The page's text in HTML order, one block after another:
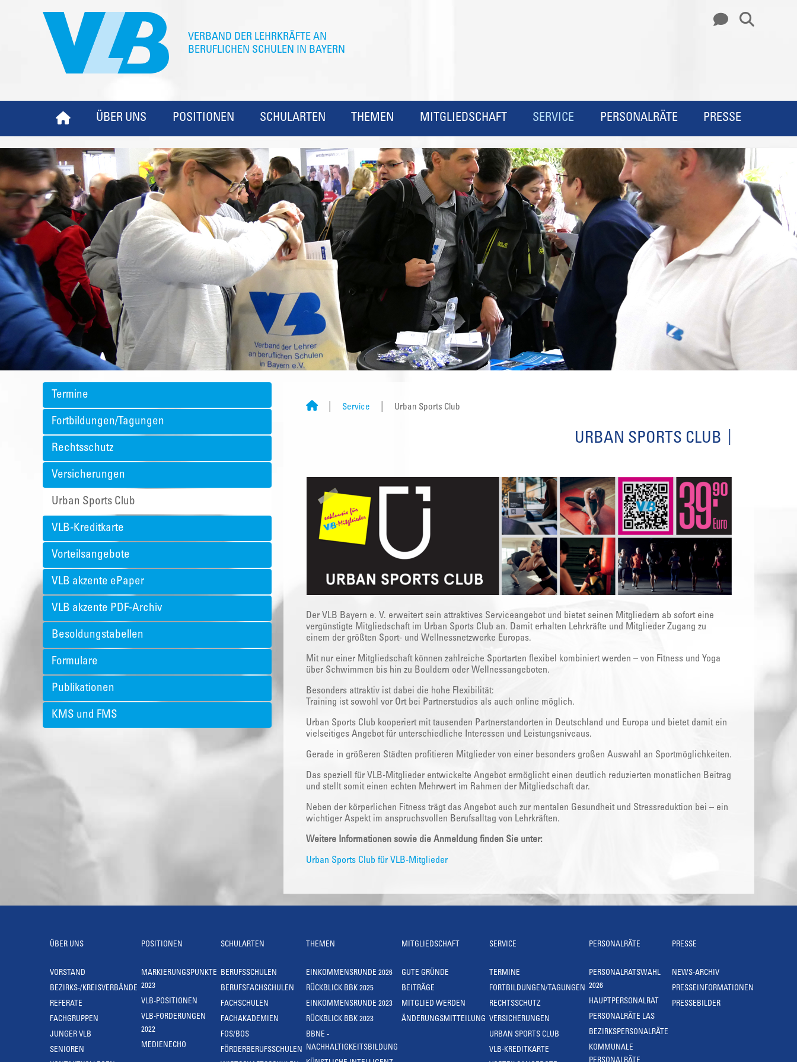
ÜBER UNS POSITIONEN SCHULARTEN THEMEN MITGLIEDSCHAFT SERVICE PERSONALRÄTE PRESSE
Termine
Fortbildungen/Tagungen
Rechtsschutz
Versicherungen
Urban Sports Club
VLB-Kreditkarte
Vorteilsangebote
VLB akzente ePaper
VLB akzente PDF-Archiv
Besoldungstabellen
Formulare
Publikationen
KMS und FMS
Service Urban Sports Club
URBAN SPORTS CLUB
Der VLB Bayern e. V. erweitert sein attraktives Serviceangebot und bietet seinen Mitgliedern ab sofort eine
vergünstigte Mitgliedschaft im Urban Sports Club an. Damit erhalten Lehrkräfte und Mitglieder Zugang zu
einem der größten Sport- und Wellnessnetzwerke Europas.
Mit nur einer Mitgliedschaft können zahlreiche Sportarten flexibel kombiniert werden – von Fitness und Yoga
über Schwimmen bis hin zu Bouldern oder Wellnessangeboten.
Besonders attraktiv ist dabei die hohe Flexibilität:
Training ist sowohl vor Ort bei Partnerstudios als auch online möglich.
Urban Sports Club kooperiert mit tausenden Partnerstandorten in Deutschland und Europa und bietet damit ein
vielseitiges Angebot für unterschiedliche Interessen und Leistungsniveaus.
Gerade in größeren Städten profitieren Mitglieder von einer besonders großen Auswahl an Sportmöglichkeiten.
Das speziell für VLB-Mitglieder entwickelte Angebot ermöglicht einen deutlich reduzierten monatlichen Beitrag
und stellt somit einen echten Mehrwert im Rahmen der Mitgliedschaft dar.
Neben der körperlichen Fitness trägt das Angebot auch zur mentalen Gesundheit und Stressreduktion bei – ein
wichtiger Aspekt im anspruchsvollen Berufsalltag von Lehrkräften.
Weitere Informationen sowie die Anmeldung finden Sie unter:
Urban Sports Club für VLB-Mitglieder
ÜBER UNS
VORSTAND
BEZIRKS-/KREISVERBÄNDE
REFERATE
FACHGRUPPEN
JUNGER VLB
SENIOREN
POSITIONEN
MARKIERUNGSPUNKTE
2023
VLB-POSITIONEN
VLB-FORDERUNGEN
2022
MEDIENECHO
SCHULARTEN
BERUFSSCHULEN
BERUFSFACHSCHULEN
FACHSCHULEN
FACHAKADEMIEN
FOS/BOS
FÖRDERBERUFSSCHULEN
THEMEN
EINKOMMENSRUNDE 2026
RÜCKBLICK BBK 2025
EINKOMMENSRUNDE 2023
RÜCKBLICK BBK 2023
BBNE -
NACHHALTIGKEITSBILDUNG
MITGLIEDSCHAFT
GUTE GRÜNDE
BEITRÄGE
MITGLIED WERDEN
ÄNDERUNGSMITTEILUNG
SERVICE
TERMINE
FORTBILDUNGEN/TAGUNGEN
RECHTSSCHUTZ
VERSICHERUNGEN
URBAN SPORTS CLUB
VLB-KREDITKARTE
PERSONALRÄTE
PERSONALRATSWAHL
2026
HAUPTPERSONALRAT
PERSONALRÄTE LAS
BEZIRKSPERSONALRÄTE
KOMMUNALE
PRESSE
NEWS-ARCHIV
PRESSEINFORMATIONEN
PRESSEBILDER